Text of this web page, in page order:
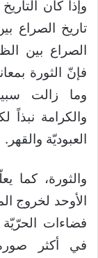
وإذا كان
تاريخ الصراع
الصراع بين
فإنّ الثورة
وما زالت
والكرامة
العبوديّة والقهر.
والثورة، كما
الأوحد لخروج
فضاءات الحرّيّة
في أكثر صوره